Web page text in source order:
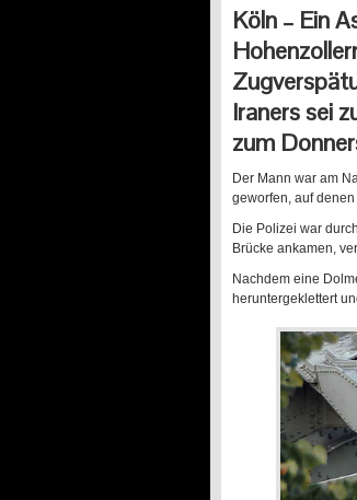
Köln – Ein
Iraners sei
zum
Der Mann war am
geworfen, auf
Die Polizei war
Brücke ankamen,
Nachdem eine
heruntergeklettert